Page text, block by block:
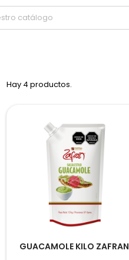
Hay 4 productos.
GUACAMOLE KILO ZAFRAN